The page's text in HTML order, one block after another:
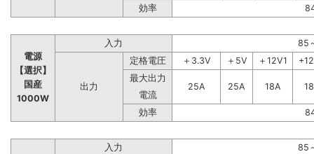
効率
電源
【選択】
国産
1000W
入力 85
出力
定格電圧 ＋3.3V ＋5V ＋12V1
最大出力
25A
25A 18A
電流
効率
入力 85